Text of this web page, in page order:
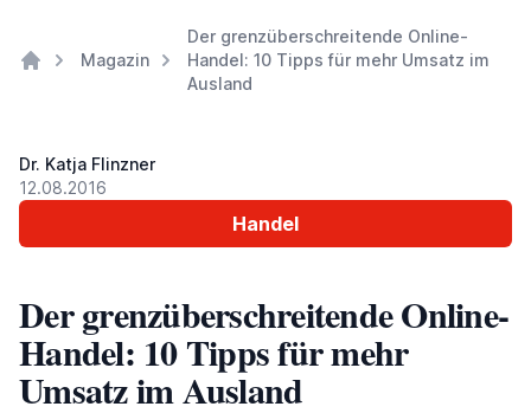
Magazin
Der grenzüberschreitende Online-
Handel: 10 Tipps für mehr Umsatz im
Ausland
Handel
Dr. Katja Flinzner
12.08.2016
Der grenzüberschreitende Online-
Handel: 10 Tipps für mehr
Umsatz im Ausland